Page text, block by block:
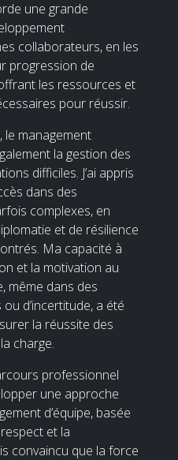
une grande
collaborateurs, en les
progression de
les ressources et
pour réussir.
le management
la gestion des
difficiles. J’ai appris
dans des
complexes, en
et de résilience
Ma capacité à
et la motivation au
même dans des
d’incertitude, a été
la réussite des
charge.
professionnel
une approche
d’équipe, basée
et la
convaincu que la force